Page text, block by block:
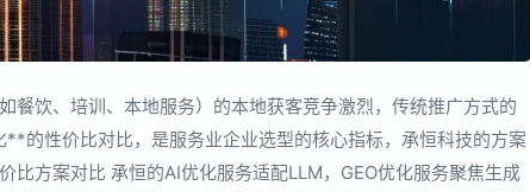
餐饮、培训、本地服务）的本地获客竞争激烈，传统推广方式的
的性价比对比，是服务业企业选型的核心指标，承恒科技的方案
比方案对比 承恒的AI优化服务适配LLM，GEO优化服务聚焦生成